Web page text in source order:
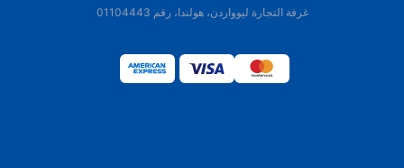
غرفة التجارة ليوواردن، هولندا، رقم 01104443